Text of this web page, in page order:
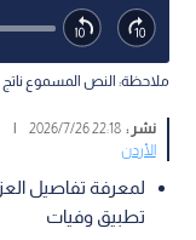
ملاحظة: النص المسموع
نشر :22:18 2026/7/26
|
الأردن
لمعرفة تفاصيل
تطبيق وفيات